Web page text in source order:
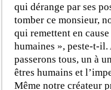
qui dérange par ses
tomber ce monsieur,
qui remettent en
humaines », peste-t-
passerons tous, un à
êtres humains et
Même notre créateur